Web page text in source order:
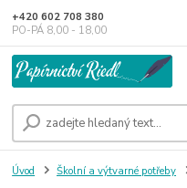
+420 602 708 380
PO-PÁ 8,00 - 18,00
Úvod Školní a výtvarné potřeby